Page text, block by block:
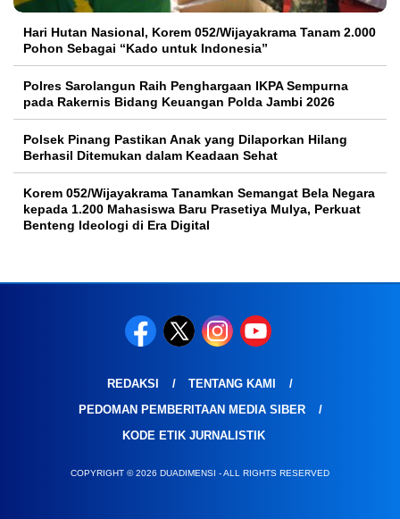
Hari Hutan Nasional, Korem 052/Wijayakrama Tanam 2.000
Pohon Sebagai “Kado untuk Indonesia”
Polres Sarolangun Raih Penghargaan IKPA Sempurna
pada Rakernis Bidang Keuangan Polda Jambi 2026
Polsek Pinang Pastikan Anak yang Dilaporkan Hilang
Berhasil Ditemukan dalam Keadaan Sehat
Korem 052/Wijayakrama Tanamkan Semangat Bela Negara
kepada 1.200 Mahasiswa Baru Prasetiya Mulya, Perkuat
Benteng Ideologi di Era Digital
REDAKSI
TENTANG KAMI
PEDOMAN PEMBERITAAN MEDIA SIBER
KODE ETIK JURNALISTIK
COPYRIGHT © 2026 DUADIMENSI - ALL RIGHTS RESERVED